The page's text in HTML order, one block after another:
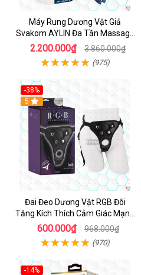
Máy Rung Dương Vật Giả
Svakom AYLIN Đa Tần Massage
Sướng
2.200.000₫ 3.860.000₫
(975)
-38%
Hot
5
Đai Đeo Dương Vật RGB Đôi
Tăng Kích Thích Cảm Giác Mạnh
Mẽ
600.000₫ 968.000₫
(970)
-14%